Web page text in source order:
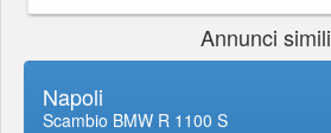
Annunci simili
Napoli
Scambio BMW R 1100 S